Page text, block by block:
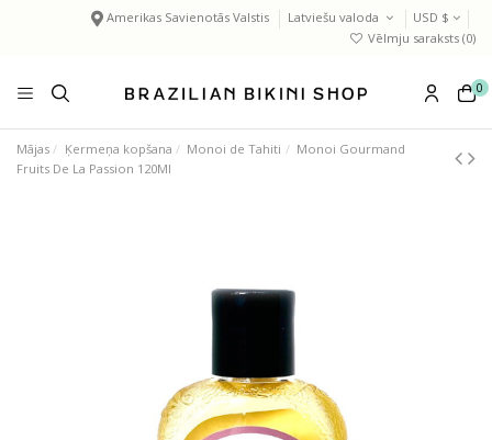
Amerikas Savienotās Valstis Latviešu valoda
USD $
Vēlmju saraksts (0)
0
Mājas Ķermeņa kopšana Monoi de Tahiti
Monoi Gourmand
Fruits De La Passion 120Ml